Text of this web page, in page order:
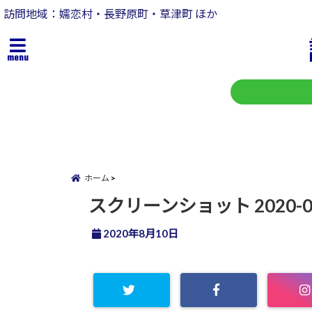
訪問地域：嬬恋村・長野原町・草津町 ほか
menu
ホーム
スクリーンショット 2020-
2020年8月10日